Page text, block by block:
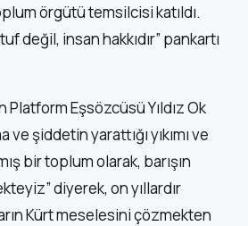
örgütü temsilcisi katıldı.
değil, insan hakkıdır” pankartı
Platform Eşsözcüsü Yıldız Ok
ve şiddetin yarattığı yıkımı ve
bir toplum olarak, barışın
diyerek, on yıllardır
Kürt meselesini çözmekten